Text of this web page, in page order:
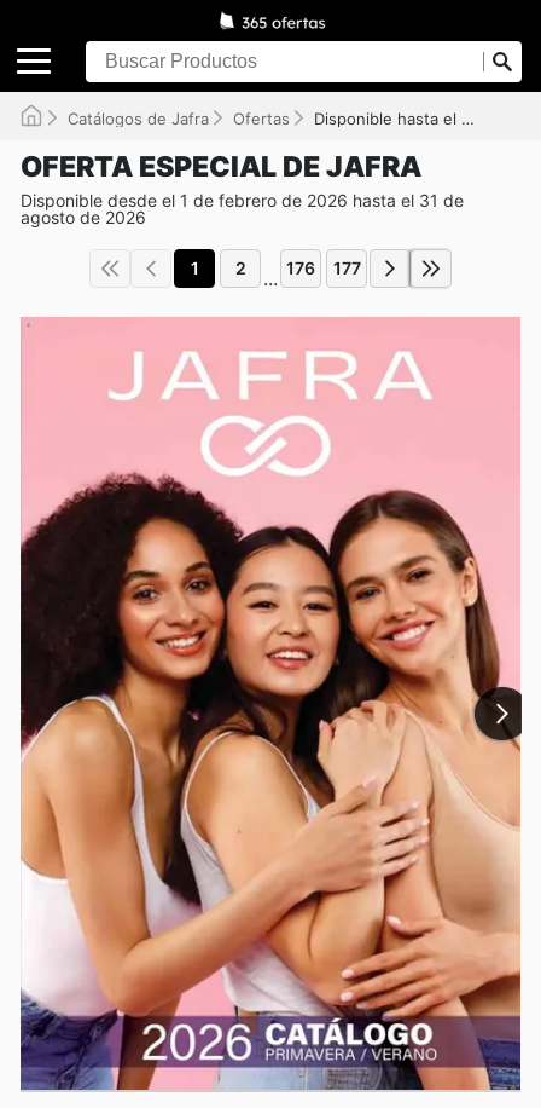
Catálogos de Jafra Ofertas Disponible hasta el 31/08/2026
OFERTA ESPECIAL DE JAFRA
Disponible desde el 1 de febrero de 2026 hasta el 31 de
agosto de 2026
1 2 ... 176 177